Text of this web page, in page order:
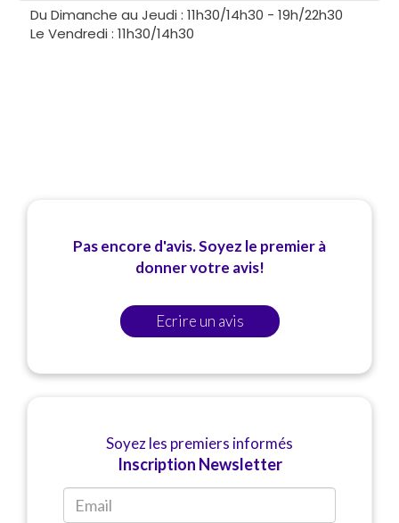
Du Dimanche au Jeudi : 11h30/14h30 - 19h/22h30
Le Vendredi : 11h30/14h30
Pas encore d'avis. Soyez le premier à
donner votre avis!
Ecrire un avis
Soyez les premiers informés
Inscription Newsletter